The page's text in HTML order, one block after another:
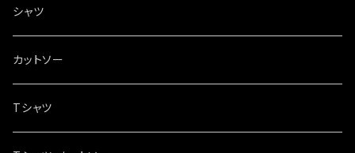
シャツ
カットソー
Tシャツ